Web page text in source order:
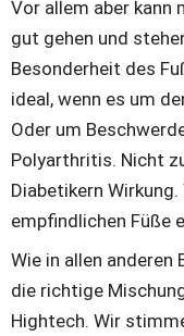
Vor allem aber kann
gut gehen und
Besonderheit des
ideal, wenn es um
Oder um
Polyarthritis. Nicht
Diabetikern
empfindlichen Füße
Wie in allen anderen
die richtige
Hightech. Wir